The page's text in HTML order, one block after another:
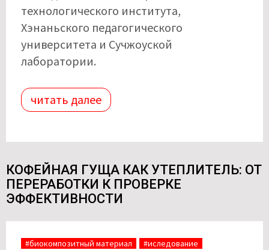
технологического института,
Хэнаньского педагогического
университета и Сучжоуской
лаборатории.
читать далее
КОФЕЙНАЯ ГУЩА КАК УТЕПЛИТЕЛЬ: ОТ
ПЕРЕРАБОТКИ К ПРОВЕРКЕ
ЭФФЕКТИВНОСТИ
#биокомпозитный материал
#иследование